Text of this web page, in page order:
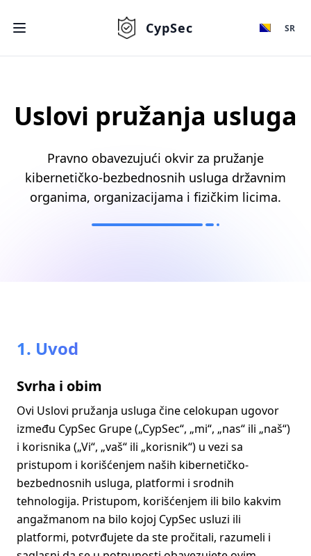
CypSec SR
Uslovi pružanja usluga
Pravno obavezujući okvir za pružanje
kibernetičko-bezbednosnih usluga državnim
organima, organizacijama i fizičkim licima.
1. Uvod
Svrha i obim
Ovi Uslovi pružanja usluga čine celokupan ugovor
između CypSec Grupe („CypSec“, „mi“, „nas“ ili „naš“)
i korisnika („Vi“, „vaš“ ili „korisnik“) u vezi sa
pristupom i korišćenjem naših kibernetičko-
bezbednosnih usluga, platformi i srodnih
tehnologija. Pristupom, korišćenjem ili bilo kakvim
angažmanom na bilo kojoj CypSec usluzi ili
platformi, potvrđujete da ste pročitali, razumeli i